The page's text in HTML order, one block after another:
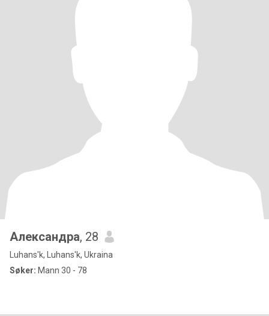
Александра, 28
Luhans'k, Luhans'k, Ukraina
Søker: Mann 30 - 78